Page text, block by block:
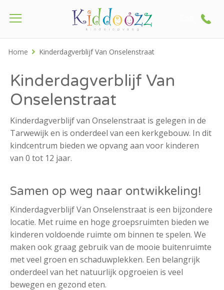
Home Kinderdagverblijf Van Onselenstraat
Kinderdagverblijf Van
Onselenstraat
Kinderdagverblijf van Onselenstraat is gelegen in de
Tarwewijk en is onderdeel van een kerkgebouw. In dit
kindcentrum bieden we opvang aan voor kinderen
van 0 tot 12 jaar.
Samen op weg naar ontwikkeling!
Kinderdagverblijf Van Onselenstraat is een bijzondere
locatie. Met ruime en hoge groepsruimten bieden we
kinderen voldoende ruimte om binnen te spelen. We
maken ook graag gebruik van de mooie buitenruimte
met veel groen en schaduwplekken. Een belangrijk
onderdeel van het natuurlijk opgroeien is veel
bewegen en gezond eten.